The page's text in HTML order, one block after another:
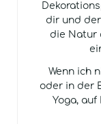
dir und
die Natur
Wenn ich
oder in der
Yoga,